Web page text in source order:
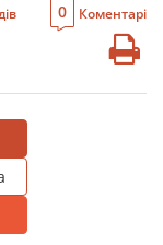
0 Коментарі